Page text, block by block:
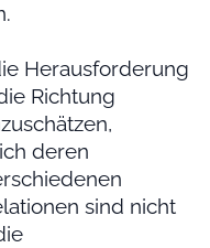
Herausforderung
Richtung
deren
sind nicht